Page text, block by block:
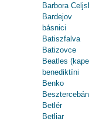
Barbora
Bardejov
básnici
Batiszfalva
Batizovce
Beatles
benediktíni
Benko
Betlér
Betliar